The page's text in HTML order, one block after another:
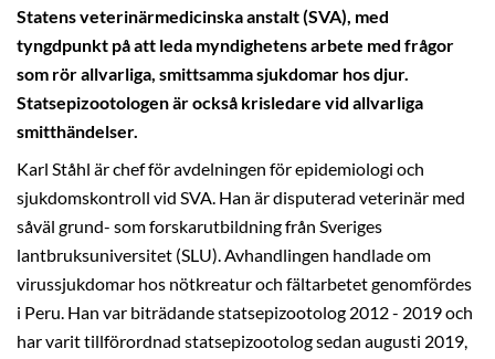
Statens veterinärmedicinska anstalt (SVA), med
tyngdpunkt på att leda myndighetens arbete med frågor
som rör allvarliga, smittsamma sjukdomar hos djur.
Statsepizootologen är också krisledare vid allvarliga
smitthändelser.
Karl Ståhl är chef för avdelningen för epidemiologi och
sjukdomskontroll vid SVA. Han är disputerad veterinär med
såväl grund- som forskarutbildning från Sveriges
lantbruksuniversitet (SLU). Avhandlingen handlade om
virussjukdomar hos nötkreatur och fältarbetet genomfördes
i Peru. Han var biträdande statsepizootolog 2012 - 2019 och
har varit tillförordnad statsepizootolog sedan augusti 2019,